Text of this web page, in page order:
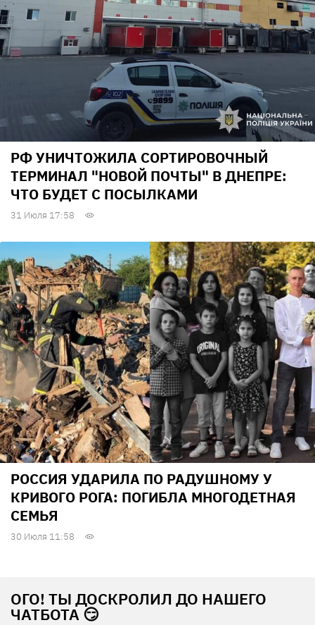
РФ УНИЧТОЖИЛА СОРТИРОВОЧНЫЙ
ТЕРМИНАЛ "НОВОЙ ПОЧТЫ" В ДНЕПРЕ:
ЧТО БУДЕТ С ПОСЫЛКАМИ
31 Июля 17:58
РОССИЯ УДАРИЛА ПО РАДУШНОМУ У
КРИВОГО РОГА: ПОГИБЛА МНОГОДЕТНАЯ
СЕМЬЯ
30 Июля 11:58
ОГО! ТЫ ДОСКРОЛИЛ ДО НАШЕГО
ЧАТБОТА 😏